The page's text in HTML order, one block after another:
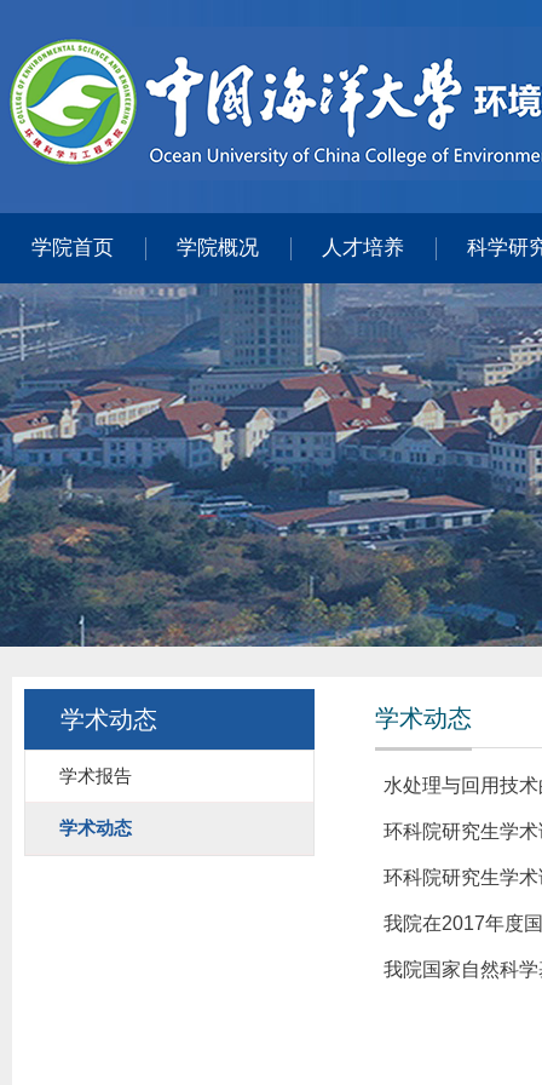
学院首页 学院概况 人才培养 科学研
学术动态
学术报告
学术动态
学术动态
水处理与回用技
环科院研究生学
环科院研究生学
我院在2017年度
我院国家自然科